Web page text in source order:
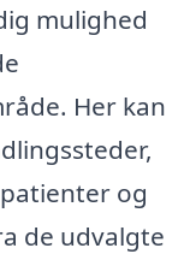
mulighed
Her kan
og
de udvalgte